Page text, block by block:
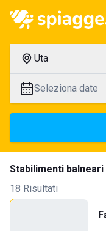
Uta
Seleziona date
Stabilimenti
18 Risultati